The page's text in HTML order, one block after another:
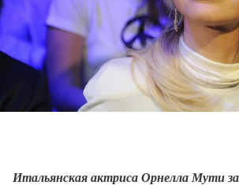
Итальянская актриса Орнелла Мути